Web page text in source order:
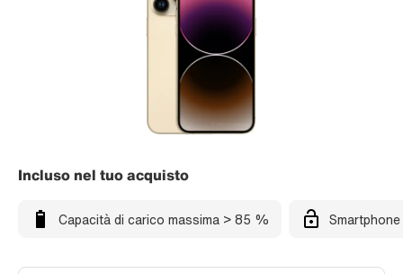
Incluso nel tuo acquisto
Capacità di carico massima > 85 %